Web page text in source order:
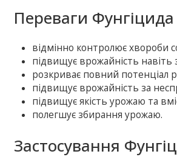
Переваги Фунгіцида
відмінно контролює хвороби
підвищує врожайність навіть
розкриває повний потенціал
підвищує врожайність за
підвищує якість урожаю та
полегшує збирання урожаю.
Застосування